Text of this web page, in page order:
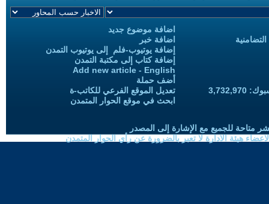
اضافة موضوع جديد
اضافة خبر
إضافة يوتيوب-فلم إلى يوتيوب التمدن
إضافة كتاب إلى مكتبة التمدن
Add new article - English
أضف حملة
تعديل الموقع الفرعي للكاتب-ة
ابحث في موقع الحوار المتمدن
متاحة للجميع مع الإشارة إلى المصدر
هيئة الادارة لا تعبر بالضرورة عن رأي الحوار المتمدن